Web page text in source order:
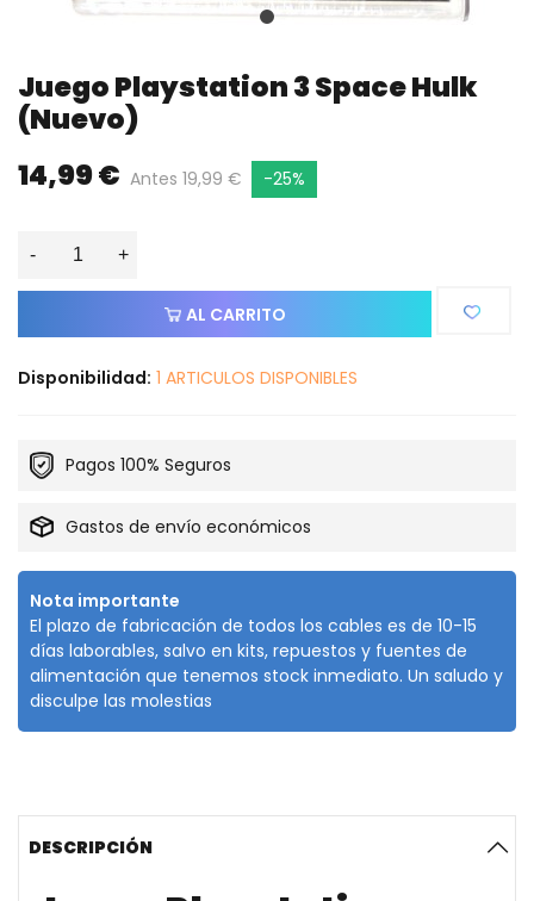
Juego Playstation 3 Space Hulk
(nuevo)
14,99 € Antes 19,99 € -25%
- +
AL CARRITO
Disponibilidad: 1 ARTICULOS DISPONIBLES
Pagos 100% Seguros
Gastos de envío económicos
Nota importante
El plazo de fabricación de todos los cables es de 10-15
días laborables, salvo en kits, repuestos y fuentes de
alimentación que tenemos stock inmediato. Un saludo y
disculpe las molestias
DESCRIPCIÓN